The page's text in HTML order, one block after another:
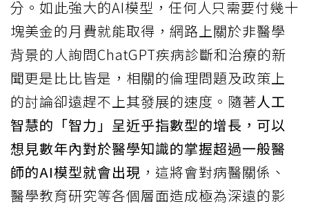
分。如此強大的AI模型，任何人只需要付幾十
塊美金的月費就能取得，網路上關於非醫學
背景的人詢問ChatGPT疾病診斷和治療的新
聞更是比比皆是，相關的倫理問題及政策上
的討論卻遠趕不上其發展的速度。隨著人工
智慧的「智力」呈近乎指數型的增長，可以
想見數年內對於醫學知識的掌握超過一般醫
師的AI模型就會出現 ，這將會對病醫關係、
醫學教育研究等各個層面造成極為深遠的影